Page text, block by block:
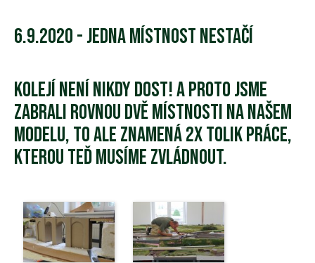
6.9.2020 - Jedna místnost nestačí
Kolejí není nikdy dost! A proto jsme
zabrali rovnou dvě místnosti na našem
modelu, to ale znamená 2x tolik práce,
kterou teď musíme zvládnout.